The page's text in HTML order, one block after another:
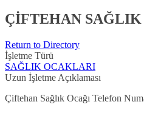
ÇİFTEHAN
Return to Directory
İşletme Türü
SAĞLIK OCAKLARI
Uzun İşletme Açıklaması
Çiftehan Sağlık Ocağı Telefon